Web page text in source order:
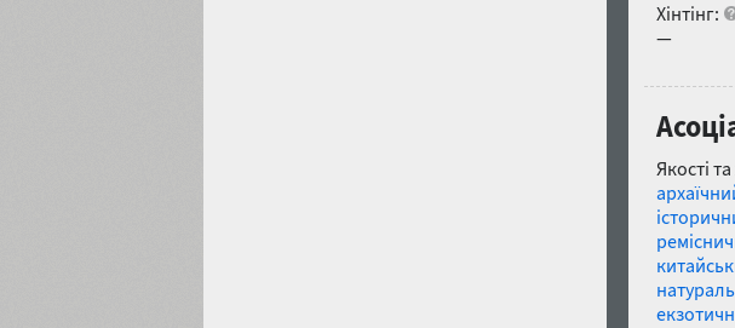
Хінтінг:
—
Якості